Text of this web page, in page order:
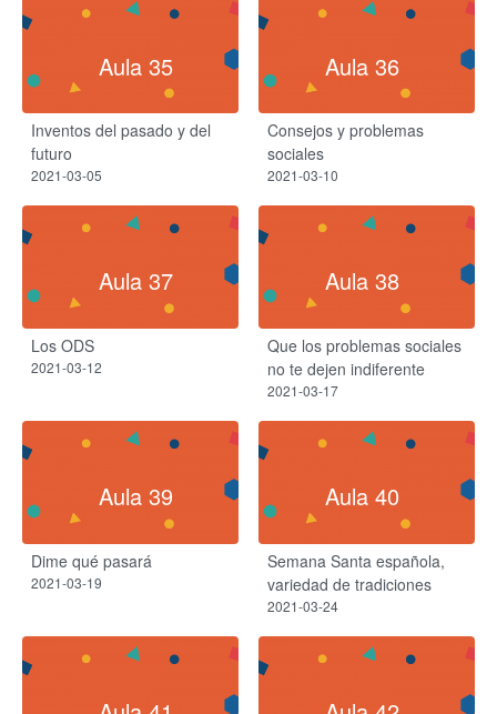
Aula 35
Inventos del pasado y del
futuro
2021-03-05
Aula 36
Consejos y problemas
sociales
2021-03-10
Aula 37
Los ODS
2021-03-12
Aula 38
Que los problemas sociales
no te dejen indiferente
2021-03-17
Aula 39
Dime qué pasará
2021-03-19
Aula 40
Semana Santa española,
variedad de tradiciones
2021-03-24